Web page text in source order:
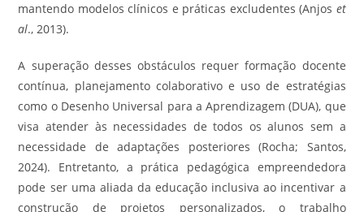
mantendo modelos clínicos e práticas excludentes (Anjos et
al., 2013).
A superação desses obstáculos requer formação docente
contínua, planejamento colaborativo e uso de estratégias
como o Desenho Universal para a Aprendizagem (DUA), que
visa atender às necessidades de todos os alunos sem a
necessidade de adaptações posteriores (Rocha; Santos,
2024). Entretanto, a prática pedagógica empreendedora
pode ser uma aliada da educação inclusiva ao incentivar a
construção de projetos personalizados, o trabalho